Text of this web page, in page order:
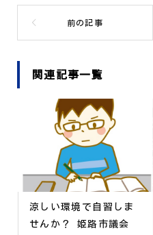
関連記事一覧
涼しい環境で自習しま
せんか？ 姫路市議会